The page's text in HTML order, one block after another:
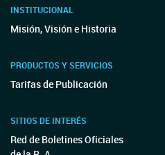
INSTITUCIONAL
Misión, Visión e Historia
PRODUCTOS Y SERVICIOS
Tarifas de Publicación
SITIOS DE INTERÉS
Red de Boletines Oficiales